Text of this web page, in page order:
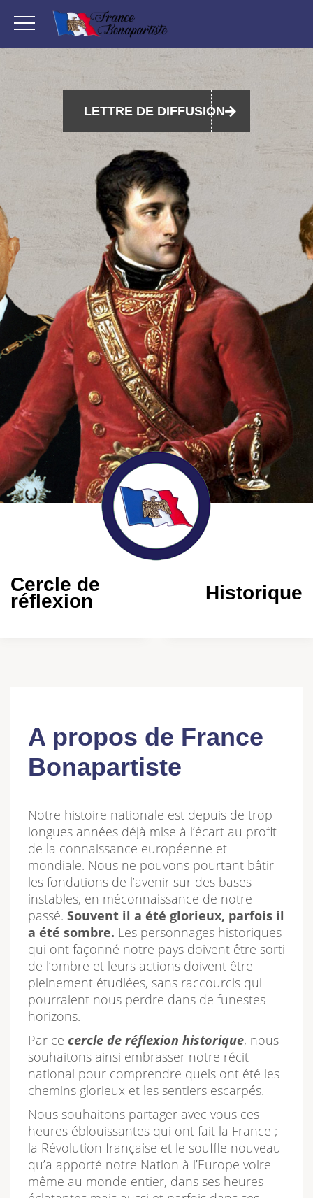
LETTRE DE DIFFUSION
Cercle de
réflexion Historique
A propos de France
Bonapartiste
Notre histoire nationale est depuis de trop
longues années déjà mise à l’écart au profit
de la connaissance européenne et
mondiale. Nous ne pouvons pourtant bâtir
les fondations de l’avenir sur des bases
instables, en méconnaissance de notre
passé. Souvent il a été glorieux, parfois il
a été sombre. Les personnages historiques
qui ont façonné notre pays doivent être sorti
de l’ombre et leurs actions doivent être
pleinement étudiées, sans raccourcis qui
pourraient nous perdre dans de funestes
horizons.
Par ce cercle de réflexion historique, nous
souhaitons ainsi embrasser notre récit
national pour comprendre quels ont été les
chemins glorieux et les sentiers escarpés.
Nous souhaitons partager avec vous ces
heures éblouissantes qui ont fait la France ;
la Révolution française et le souffle nouveau
qu’a apporté notre Nation à l’Europe voire
même au monde entier, dans ses heures